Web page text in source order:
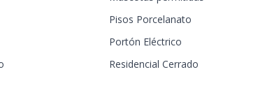
Pisos Porcelanato
Portón Eléctrico
Residencial Cerrado